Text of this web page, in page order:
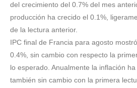
del crecimiento del 0.7% del mes
producción ha crecido el 0.1%,
de la lectura anterior.
IPC final de Francia para agosto
0.4%, sin cambio con respecto la
lo esperado. Anualmente la inflación ha
también sin cambio con la primera